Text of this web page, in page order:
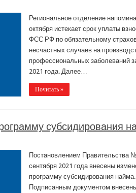
Региональное отделение
октября истекает срок уплаты
ФСС РФ по обязательному
несчастных случаев на
профессиональных заболеваний
2021 года. Далее…
Почитать »
субсидирования
Постановлением Правительства
сентября 2021 года внесены
программу субсидирования найма.
Подписанным документом